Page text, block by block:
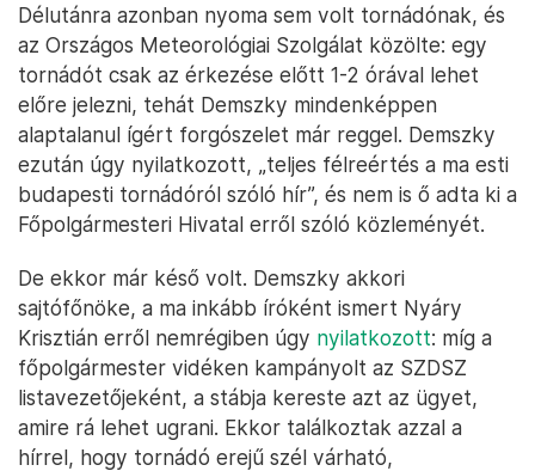
Délutánra azonban nyoma sem volt tornádónak, és
az Országos Meteorológiai Szolgálat közölte: egy
tornádót csak az érkezése előtt 1-2 órával lehet
előre jelezni, tehát Demszky mindenképpen
alaptalanul ígért forgószelet már reggel. Demszky
ezután úgy nyilatkozott, „teljes félreértés a ma esti
budapesti tornádóról szóló hír”, és nem is ő adta ki a
Főpolgármesteri Hivatal erről szóló közleményét.
De ekkor már késő volt. Demszky akkori
sajtófőnöke, a ma inkább íróként ismert Nyáry
Krisztián erről nemrégiben úgy nyilatkozott: míg a
főpolgármester vidéken kampányolt az SZDSZ
listavezetőjeként, a stábja kereste azt az ügyet,
amire rá lehet ugrani. Ekkor találkoztak azzal a
hírrel, hogy tornádó erejű szél várható,